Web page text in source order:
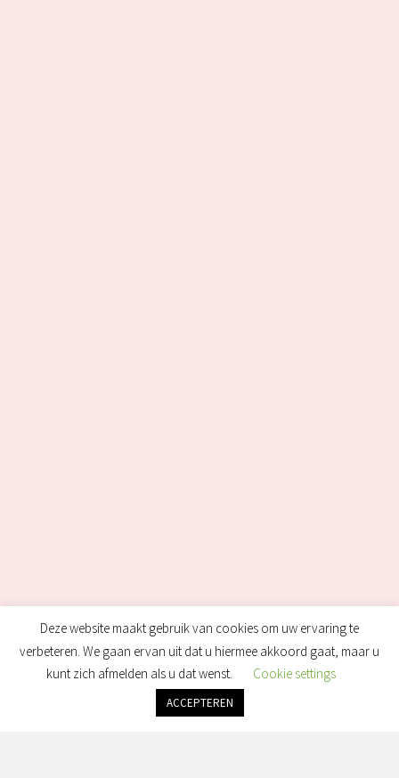
Deze website maakt gebruik van cookies om uw ervaring te
verbeteren. We gaan ervan uit dat u hiermee akkoord gaat, maar u
kunt zich afmelden als u dat wenst.
Cookie settings
ACCEPTEREN